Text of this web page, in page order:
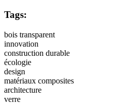
Tags:
bois transparent
innovation
construction durable
écologie
design
matériaux composites
architecture
verre